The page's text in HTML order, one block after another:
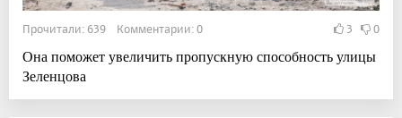
Прочитали: 639 Комментарии: 0 3 0
Она поможет увеличить пропускную способность улицы
Зеленцова